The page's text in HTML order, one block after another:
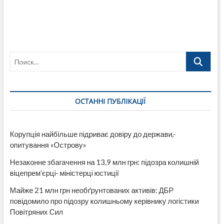
Поиск…
ОСТАННІ ПУБЛІКАЦІЇ
Корупція найбільше підриває довіру до держави,-
опитування «Острову»
Незаконне збагачення на 13,9 млн грн: підозра колишній
віцепрем’єрці- міністерці юстиції
Майже 21 млн грн необґрунтованих активів: ДБР
повідомило про підозру колишньому керівнику логістики
Повітряних Сил